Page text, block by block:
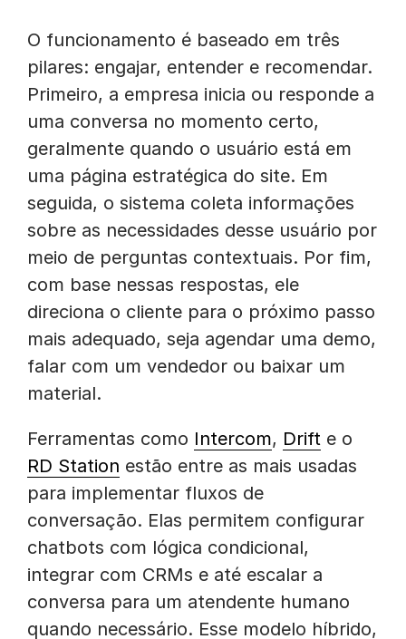
O funcionamento é baseado em três
pilares: engajar, entender e recomendar.
Primeiro, a empresa inicia ou responde a
uma conversa no momento certo,
geralmente quando o usuário está em
uma página estratégica do site. Em
seguida, o sistema coleta informações
sobre as necessidades desse usuário por
meio de perguntas contextuais. Por fim,
com base nessas respostas, ele
direciona o cliente para o próximo passo
mais adequado, seja agendar uma demo,
falar com um vendedor ou baixar um
material.
Ferramentas como Intercom, Drift e o
RD Station estão entre as mais usadas
para implementar fluxos de
conversação. Elas permitem configurar
chatbots com lógica condicional,
integrar com CRMs e até escalar a
conversa para um atendente humano
quando necessário. Esse modelo híbrido,